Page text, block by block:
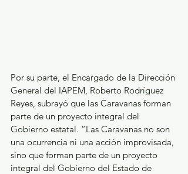
Por su parte, el Encargado de la Dirección
General del IAPEM, Roberto Rodríguez
Reyes, subrayó que las Caravanas forman
parte de un proyecto integral del
Gobierno estatal. “Las Caravanas no son
una ocurrencia ni una acción improvisada,
sino que forman parte de un proyecto
integral del Gobierno del Estado de